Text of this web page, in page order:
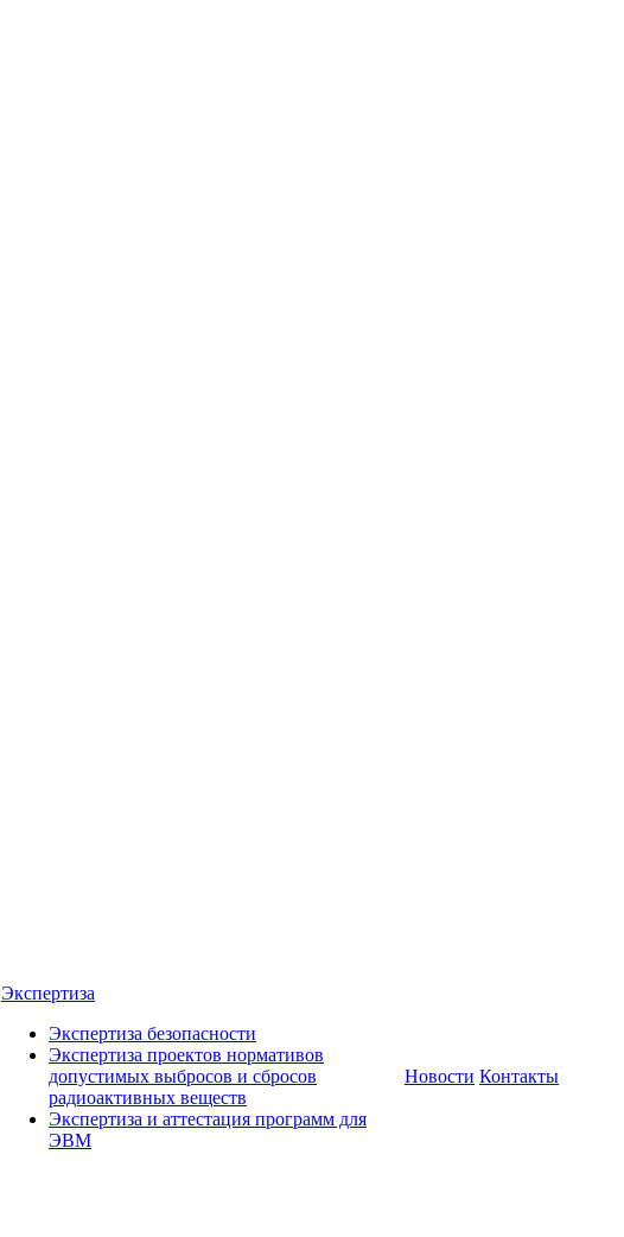
Экспертиза
Экспертиза безопасности
Экспертиза проектов нормативов
допустимых выбросов и сбросов
радиоактивных веществ
Экспертиза и аттестация программ для
ЭВМ
Новости Контакты